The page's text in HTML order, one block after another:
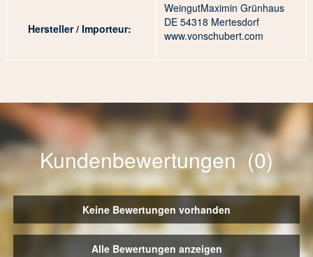
Hersteller / Importeur:
WeingutMaximin Grünhaus
DE 54318 Mertesdorf
www.vonschubert.com
Kundenbewertungen (0)
Keine Bewertungen vorhanden
Alle Bewertungen anzeigen